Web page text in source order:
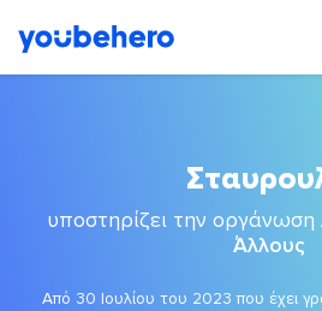
υποστηρίζει την οργάνωση
Άλλους
Από 30 Ιουλίου του 2023 που έχει